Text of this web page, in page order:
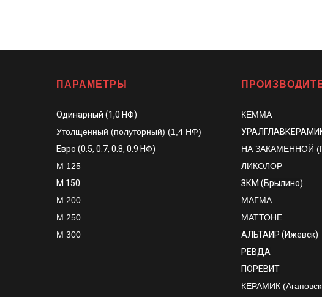
ПАРАМЕТРЫ
Одинарный (1,0 НФ)
Утолщенный (полуторный) (1,4 НФ)
Евро (0.5, 0.7, 0.8, 0.9 НФ)
М 125
М 150
М 200
М 250
М 300
КЕММА
НА ЗАКАМЕННОЙ
ЛИКОЛОР
ЗКМ (Брылино)
МАГМА
МАТТОНЕ
АЛЬТАИР (Ижевск)
РЕВДА
ПОРЕВИТ
КЕРАМИК